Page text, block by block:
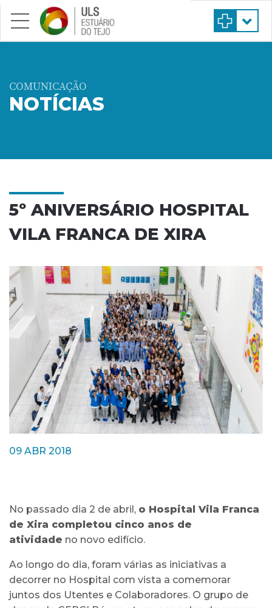
Saltar para conteúdo principal
COMUNICAÇÃO
NOTÍCIAS
5º ANIVERSÁRIO HOSPITAL
VILA FRANCA DE XIRA
09 ABR 2018
No passado dia 2 de abril, o Hospital Vila Franca
de Xira completou cinco anos de
atividade no novo edifício.
Ao longo do dia, foram várias as iniciativas a
decorrer no Hospital com vista a comemorar
juntos dos Utentes e Colaboradores. O grupo de